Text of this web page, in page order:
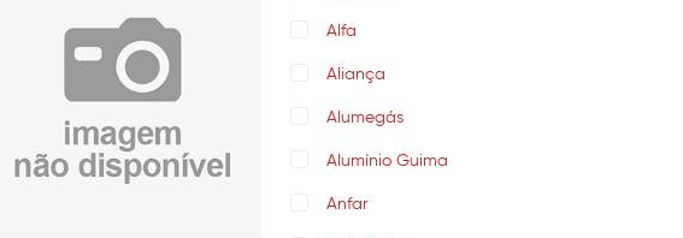
Alfa
Aliança
Alumegás
Alumínio Guima
Anfar